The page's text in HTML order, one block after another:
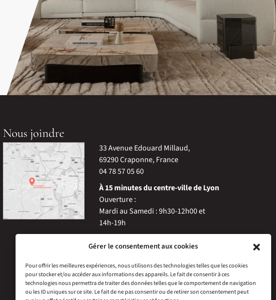
Gérer le consentement aux cookies
Pour offrir les meilleures expériences, nous utilisons des technologies telles que les cookies
pour stocker et/ou accéder aux informations des appareils. Le fait de consentir à ces
technologies nous permettra de traiter des données telles que le comportement de navigation
ou les ID uniques sur ce site. Le fait de ne pas consentir ou de retirer son consentement peut
Nous joindre
33 Avenue Edouard Millaud,
69290 Craponne, France
04 78 57 05 60
À 15 minutes du centre-ville de Lyon
Ouverture :
Mardi au Samedi : 9h30-12h00 et
14h-19h